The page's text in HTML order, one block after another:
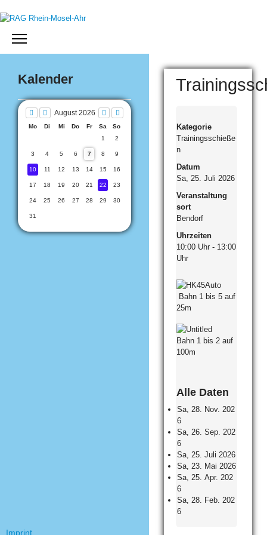
Kalender
August 2026
Mo Di Mi Do Fr Sa
So
1
2
3 4 5 6 7 8 9
10 11 12 13 14 15 16
17 18 19 20 21 22 23
24 25 26 27 28 29 30
31
Kategorie
Trainingsschieße
n
Datum
Sa, 25. Juli 2026
Veranstaltung
sort
Bendorf
Uhrzeiten
10:00 Uhr - 13:00
Uhr
Bahn 1 bis 5 auf
25m
Bahn 1 bis 2 auf
100m
Alle Daten
Sa, 28. Nov. 202
6
Sa, 26. Sep. 202
6
Sa, 25. Juli 2026
Sa, 23. Mai 2026
Sa, 25. Apr. 202
6
Sa, 28. Feb. 202
6
Imprint